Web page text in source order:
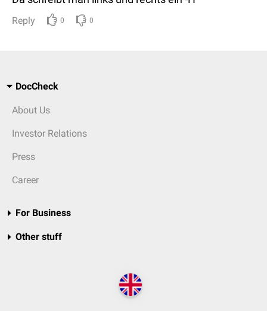
Reply 0 0
DocCheck
About Us
Investor Relations
Press
Career
For Business
Other stuff